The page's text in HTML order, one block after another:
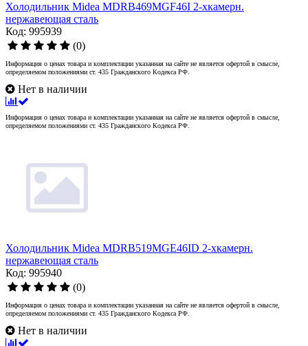
Холодильник Midea MDRB469MGF46I 2-хкамерн.
нержавеющая сталь
Код: 995939
(0)
Информация о ценах товара и комплектации указанная на сайте не является офертой в смысле,
определяемом положениями ст. 435 Гражданского Кодекса РФ.
Нет в наличии
Информация о ценах товара и комплектации указанная на сайте не является офертой в смысле,
определяемом положениями ст. 435 Гражданского Кодекса РФ.
Холодильник Midea MDRB519MGE46ID 2-хкамерн.
нержавеющая сталь
Код: 995940
(0)
Информация о ценах товара и комплектации указанная на сайте не является офертой в смысле,
определяемом положениями ст. 435 Гражданского Кодекса РФ.
Нет в наличии